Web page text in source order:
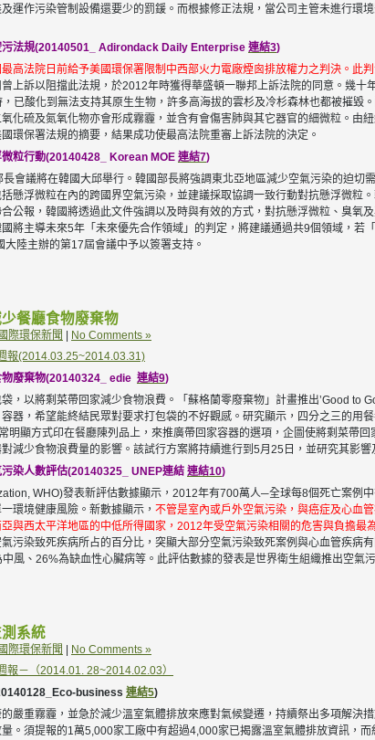
運作污染管制設備還要少的罰鍰。而根據修正法規，當公司主管未進行環
污法規(20140501_ Adirondack Daily Enterprise 連結3)
高法院日前給予美國環保署限制中西部火力電廠煙囪排放權力之判決。此
曾上訴以阻擋此法規，於2012年時獲得華盛頓一聯邦上訴法院的同意。幾
已酸化到無法支持其原生生物，許多高海拔的雲杉及冷杉森林也都被摧毀
化硫及氮氧化物亦會形成霧霾，並含有會傷害肺與其它器官的細微粒。由
環保署法規的摘要，結果成功使最高法院重審上訴法院的決定。
粒行動(20140428_ Korean MOE 連結7)
會議將在韓國大邱舉行。韓國部長將強調東北亞地區減少空氣污染的迫切
懸浮微粒在內的跨國界空氣污染，並建議採取協調一致行動對抗懸浮微粒
公報，韓國將透過此文件強調以及時與有效的方式，對抗懸浮微粒、臭氧
將主導未來5年「未來優先合作領域」的判定，將建議通過共9個領域，若
陸主辦的第17屆會議中予以簽署支持。
餐廳食物廢棄物
際環保新聞
No Comments »
報(2014.03.25~2014.03.31)
廢棄物(20140324_ edie 連結9)
，以將剩菜帶回家減少食物浪費。「蘇格蘭零廢棄物」計畫推出’Good to
器，希望能終結民眾對要求打包袋的不好觀感。研究顯示，四分之三的用
明顯方式印在餐廳陳列品上，來推廣帶回家容器的選項，企圖使將剩菜帶
減少食物浪費量的影響。該試行方案將持續進行到5月25日，並研究其影響
染人數評估(20140325_ UNEP連結 連結10)
WHO)發表新評估數據顯示，2012年有700萬人─全球每8個死亡案例
環境健康風險。新數據顯示， 不管是室內或戶外空氣污染，與癌症及心血
與西太平洋地區的中低所得國家，2012年受空氣污染相關的危害與負擔最
污染致死疾病所占的百分比，突顯大部分空氣污染致死案例與心血管疾病
風、26%為缺血性心臟病等。此評估數據的發表是世界衛生組織推出空氣
系統
際環保新聞
No Comments »
報－（2014.01. 28~2014.02.03）
business 連結5)
嚴重霧霾，並急於減少溫室氣體排放來應對氣候變遷，持續祭出多項解決
。須提報的1萬5,000家工廠中有超過4,000家已揭露溫室氣體排放資訊，